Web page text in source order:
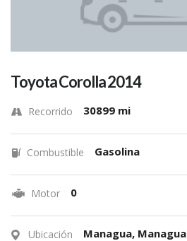
Toyota Corolla 2014
Recorrido 30899 mi
Combustible Gasolina
Motor 0
Ubicación Managua, Managua